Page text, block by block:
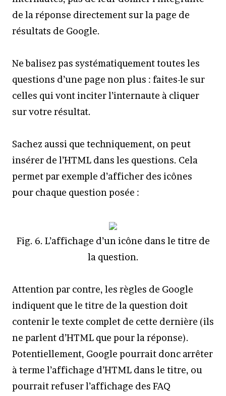
de la réponse directement sur la page de
résultats de Google.
Ne balisez pas systématiquement toutes les
questions d’une page non plus : faites-le sur
celles qui vont inciter l’internaute à cliquer
sur votre résultat.
Sachez aussi que techniquement, on peut
insérer de l’HTML dans les questions. Cela
permet par exemple d’afficher des icônes
pour chaque question posée :
Fig. 6. L’affichage d’un icône dans le titre de
la question.
Attention par contre, les règles de Google
indiquent que le titre de la question doit
contenir le texte complet de cette dernière (ils
ne parlent d’HTML que pour la réponse).
Potentiellement, Google pourrait donc arrêter
à terme l’affichage d’HTML dans le titre, ou
pourrait refuser l’affichage des FAQ